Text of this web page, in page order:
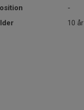
-
10 år